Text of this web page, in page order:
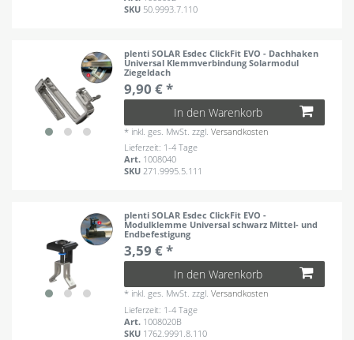
SKU 50.9993.7.110
plenti SOLAR Esdec ClickFit EVO - Dachhaken
Universal Klemmverbindung Solarmodul
Ziegeldach
9,90 € *
In den Warenkorb
* inkl. ges. MwSt. zzgl.Versandkosten
Lieferzeit: 1-4 Tage
Art. 1008040
SKU271.9995.5.111
plenti SOLAR Esdec ClickFit EVO -
Modulklemme Universal schwarz Mittel- und
Endbefestigung
3,59 € *
In den Warenkorb
* inkl. ges. MwSt. zzgl.Versandkosten
Lieferzeit: 1-4 Tage
Art. 1008020B
SKU 1762.9991.8.110